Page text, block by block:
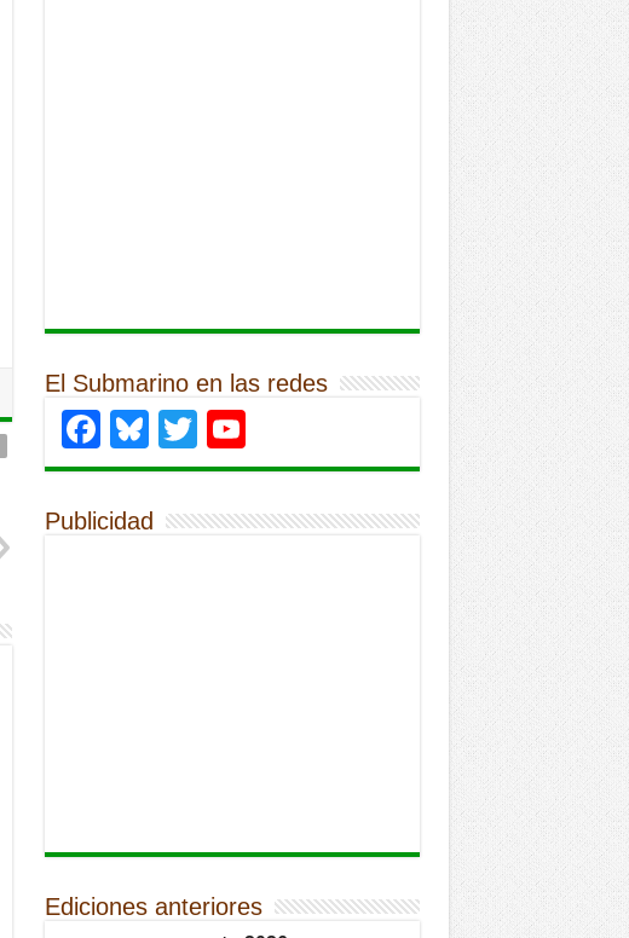
El Submarino en las redes
Facebook
Bluesky
Twitter
Publicidad
Ediciones anteriores